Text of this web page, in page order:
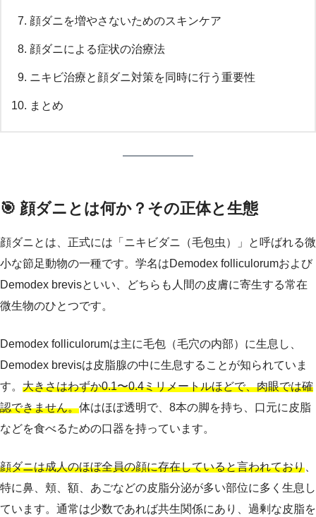
顔ダニを増やさないためのスキンケア
顔ダニによる症状の治療法
ニキビ治療と顔ダニ対策を同時に行う重要性
まとめ
🎯 顔ダニとは何か？その正体と生態
顔ダニとは、正式には「ニキビダニ（毛包虫）」と呼ばれる微
小な節足動物の一種です。学名はDemodex folliculorumおよび
Demodex brevisといい、どちらも人間の皮膚に寄生する常在
微生物のひとつです。
Demodex folliculorumは主に毛包（毛穴の内部）に生息し、
Demodex brevisは皮脂腺の中に生息することが知られていま
す。 大きさはわずか0.1〜0.4ミリメートルほどで、肉眼では確
認できません。体はほぼ透明で、8本の脚を持ち、口元に皮脂
などを食べるための口器を持っています。
顔ダニは成人のほぼ全員の顔に存在していると言われており
特に鼻、頬、額、あごなどの皮脂分泌が多い部位に多く生息し
ています。通常は少数であれば共生関係にあり、過剰な皮脂を